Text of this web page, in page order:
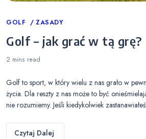
Categories
GOLF ZASADY
Golf – jak grać w tą grę?
2 mins read
Golf to sport, w który wielu z nas grało w
życia. Dla reszty z nas może to być
nie rozumiemy. Jeśli kiedykolwiek
Czytaj Dalej